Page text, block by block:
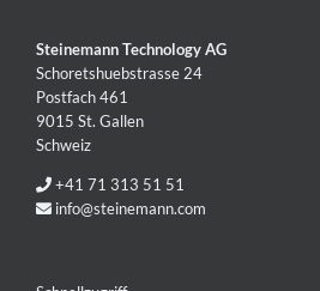
Steinemann Technology AG
Schoretshuebstrasse 24
Postfach 461
9015 St. Gallen
Schweiz
+41 71 313 51 51
info@steinemann.com